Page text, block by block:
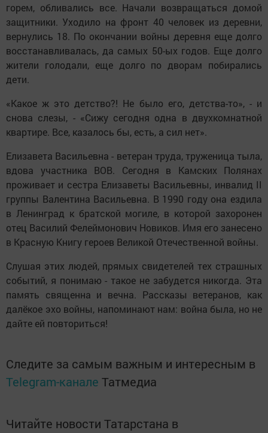
горем, обливались все. Начали возвращаться домой
защитники. Уходило на фронт 40 человек из деревни,
вернулись 18. По окончании войны деревня еще долго
восстанавливалась, да самых 50-ых годов. Еще долго
жители голодали, еще долго по дворам побирались
дети.
«Какое ж это детство?! Не было его, детства-то», - и
снова слезы, - «Сижу сегодня одна в двухкомнатной
квартире. Все, казалось бы, есть, а сил нет».
Елизавета Васильевна - ветеран труда, труженица тыла,
вдова участника ВОВ. Сегодня в Камских Полянах
проживает и сестра Елизаветы Васильевны, инвалид II
группы Валентина Васильевна. В 1990 году она ездила
в Ленинград к братской могиле, в которой захоронен
отец Василий Фелеймонович Новиков. Имя его занесено
в Красную Книгу героев Великой Отечественной войны.
Слушая этих людей, прямых свидетелей тех страшных
событий, я понимаю - такое не забудется никогда. Эта
память священна и вечна. Рассказы ветеранов, как
далёкое эхо войны, напоминают нам: война была, но не
дайте ей повториться!
Следите за самым важным и интересным в
Telegram-канале Татмедиа
Читайте новости Татарстана в